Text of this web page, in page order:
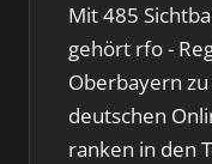
Mit 485
gehört rfo -
Oberbayern
deutschen
ranken in den